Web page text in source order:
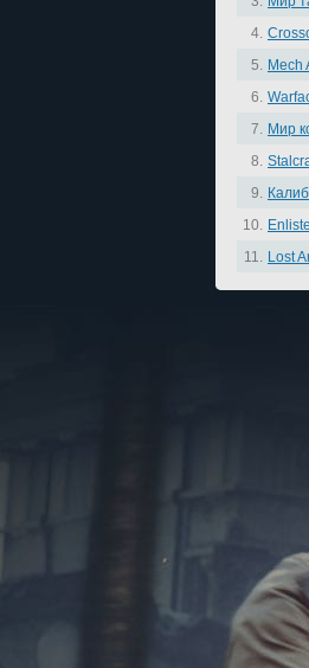
4.
5. Mech
6.
7. Мир
8.
9.
10.
11. Lost